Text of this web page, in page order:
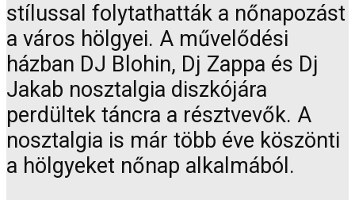
stílussal folytathatták a nőnapozást
a város hölgyei. A művelődési
házban DJ Blohin, Dj Zappa és Dj
Jakab nosztalgia diszkójára
perdültek táncra a résztvevők. A
nosztalgia is már több éve köszönti
a hölgyeket nőnap alkalmából.